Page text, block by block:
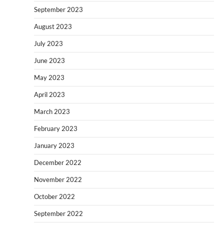
September 2023
August 2023
July 2023
June 2023
May 2023
April 2023
March 2023
February 2023
January 2023
December 2022
November 2022
October 2022
September 2022